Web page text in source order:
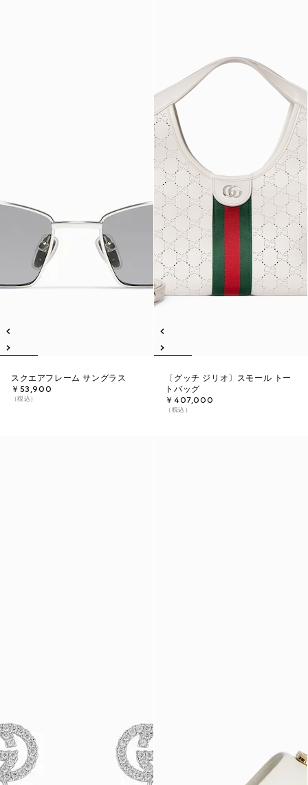
スクエアフレーム サングラス
￥53,900
（税込）
〔グッチ ジリオ〕スモール トー
トバッグ
￥407,000
（税込）